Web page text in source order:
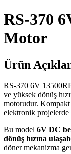
RS-370
Motor
Ürün
RS-370 6V
ve yüksek dönüş
motorudur. Kompakt
elektronik projelerde
Bu model 6V DC
dönüş hızına
döner mekanizma